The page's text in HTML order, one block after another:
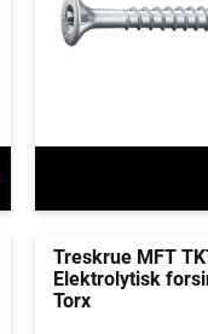
Treskrue MFT
Elektrolytisk
Torx